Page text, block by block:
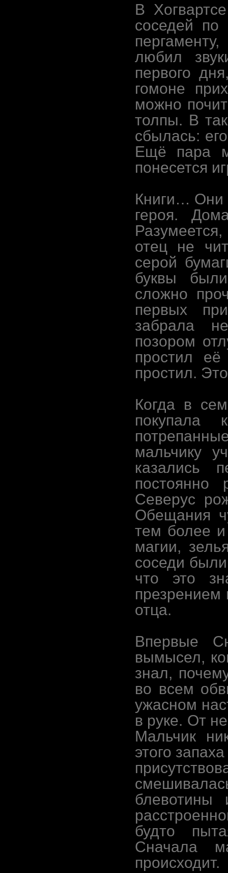
В
соседей по
любил
первого
гомоне
можно
толпы. В
сбылась:
Ещё пара
понесется
Книги… Они
героя.
отец не
серой
буквы
сложно
первых
забрала
позором
простил
простил.
Когда в
покупала
мальчику
казались
Северус
Обещания
тем более
магии,
соседи
что это
презрением
отца.
Впервые
вымысел,
знал,
во всем
ужасном
в руке. От
Мальчик
этого
будто
Сначала